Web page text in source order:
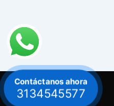
Contáctanos ahora
3134545577